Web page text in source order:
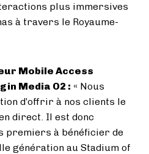
plus immersives
à travers le Royaume-
Mobile Access
Media O2 : « Nous
d’offrir à nos clients le
direct. Il est donc
premiers à bénéficier de
génération au Stadium of